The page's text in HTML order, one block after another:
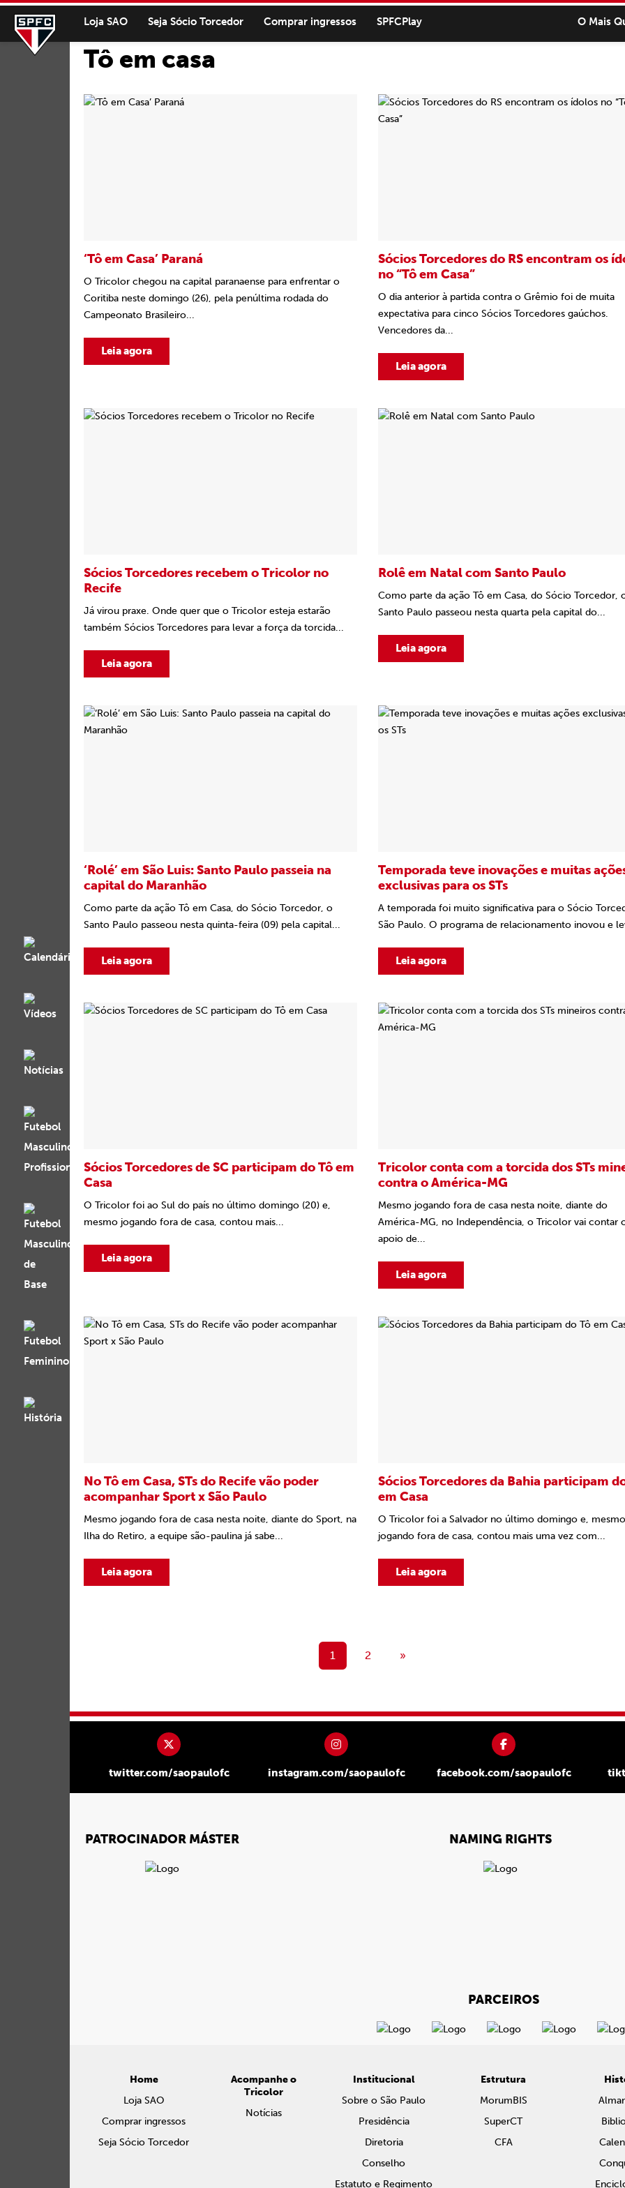
Loja SAO Seja Sócio Torcedor Comprar ingressos SPFCPlay O Mais
Tô em casa
‘Tô em Casa’ Paraná
O Tricolor chegou na capital paranaense para enfrentar o
Coritiba neste domingo (26), pela penúltima rodada do
Campeonato Brasileiro...
Leia agora
Sócios Torcedores do RS encontram os
no “Tô em Casa”
O dia anterior à partida contra o Grêmio foi de muita
expectativa para cinco Sócios Torcedores gaúchos.
Vencedores da...
Leia agora
Sócios Torcedores recebem o Tricolor no
Recife
Já virou praxe. Onde quer que o Tricolor esteja estarão
também Sócios Torcedores para levar a força da torcida...
Leia agora
Rolê em Natal com Santo Paulo
Como parte da ação Tô em Casa, do Sócio Torcedor,
Santo Paulo passeou nesta quarta pela capital do...
Leia agora
‘Rolé’ em São Luis: Santo Paulo passeia na
capital do Maranhão
Como parte da ação Tô em Casa, do Sócio Torcedor, o
Santo Paulo passeou nesta quinta-feira (09) pela capital...
Leia agora
Temporada teve inovações e muitas
exclusivas para os STs
A temporada foi muito significativa para o Sócio
São Paulo. O programa de relacionamento inovou e
Leia agora
Sócios Torcedores de SC participam do Tô em
Casa
O Tricolor foi ao Sul do país no último domingo (20) e,
mesmo jogando fora de casa, contou mais...
Leia agora
Tricolor conta com a torcida dos STs
contra o América-MG
Mesmo jogando fora de casa nesta noite, diante do
América-MG, no Independência, o Tricolor vai contar
apoio de...
Leia agora
No Tô em Casa, STs do Recife vão poder
acompanhar Sport x São Paulo
Mesmo jogando fora de casa nesta noite, diante do Sport, na
Ilha do Retiro, a equipe são-paulina já sabe...
Leia agora
Sócios Torcedores da Bahia participam
em Casa
O Tricolor foi a Salvador no último domingo e, mesmo
jogando fora de casa, contou mais uma vez com...
Leia agora
1 2 »
twitter.com/saopaulofc instagram.com/saopaulofc facebook.com/saopaulofc
PATROCINADOR MÁSTER NAMING RIGHTS
PARCEIROS
Home
Loja SAO
Comprar ingressos
Seja Sócio Torcedor
Acompanhe o
Tricolor
Notícias
Institucional
Sobre o São Paulo
Presidência
Diretoria
Conselho
Estatuto e Regimento
Estrutura
MorumBIS
SuperCT
CFA